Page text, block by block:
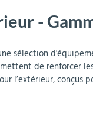
Cendriers urbains
Arceaux de sécurité
Travaux publics &
Équipements
scolaire
amovibles
Décorations de Noël
extérieurs
Baby-foots & Billards
-
sélection
de renforcer
l’extérieur, conçus